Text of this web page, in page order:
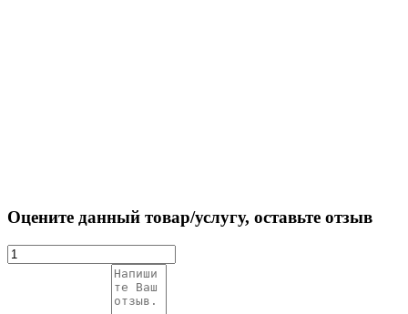
Оцените данный товар/услугу, оставьте отзыв